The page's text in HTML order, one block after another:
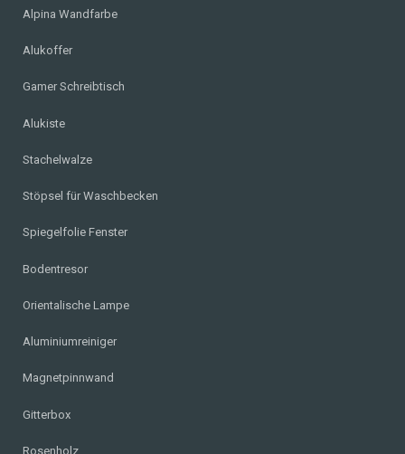
Alpina Wandfarbe
Alukoffer
Gamer Schreibtisch
Alukiste
Stachelwalze
Stöpsel für Waschbecken
Spiegelfolie Fenster
Bodentresor
Orientalische Lampe
Aluminiumreiniger
Magnetpinnwand
Gitterbox
Rosenholz